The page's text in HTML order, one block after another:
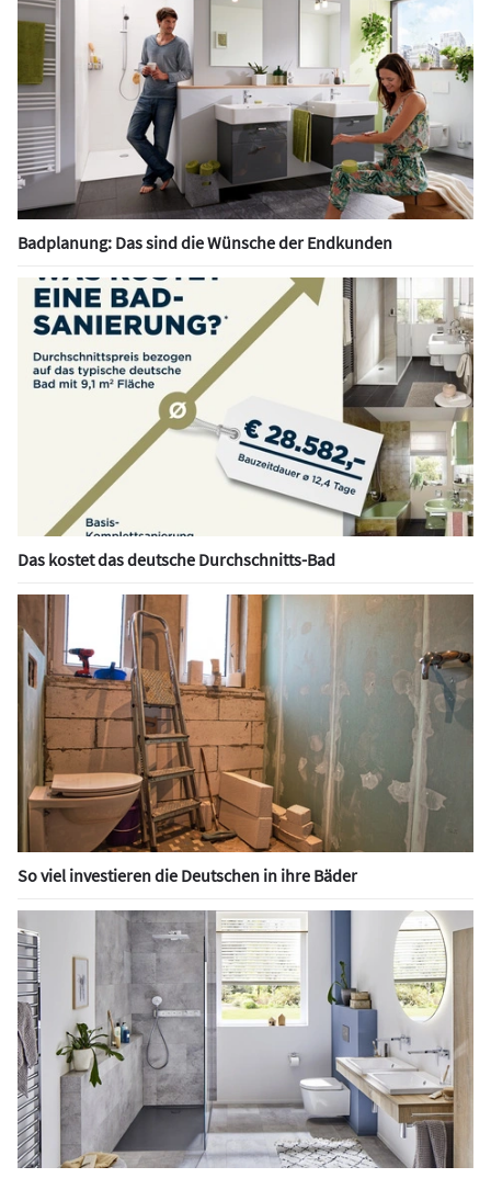
Badplanung: Das sind die Wünsche der Endkunden
Das kostet das deutsche Durchschnitts-Bad
So viel investieren die Deutschen in ihre Bäder